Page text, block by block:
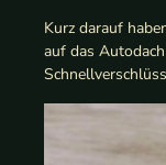
Kurz darauf
auf das